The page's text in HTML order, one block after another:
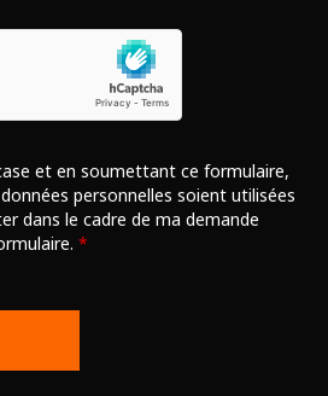
et en soumettant ce formulaire,
personnelles soient utilisées
dans le cadre de ma demande
*